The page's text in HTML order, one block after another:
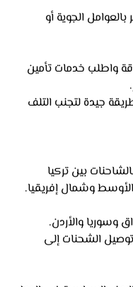
الجوية أو
واطلب خدمات تأمين
جيدة لتجنب التلف
بين تركيا
وشمال إفريقيا.
وسوريا والأردن.
الشحنات إلى